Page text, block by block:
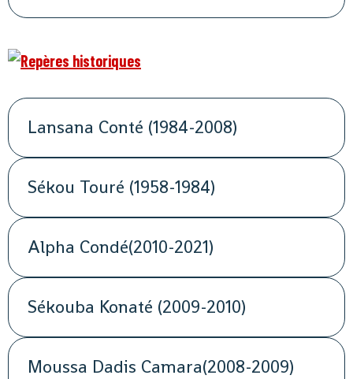
Lansana Conté (1984-2008)
Sékou Touré (1958-1984)
Alpha Condé(2010-2021)
Sékouba Konaté (2009-2010)
Moussa Dadis Camara(2008-2009)